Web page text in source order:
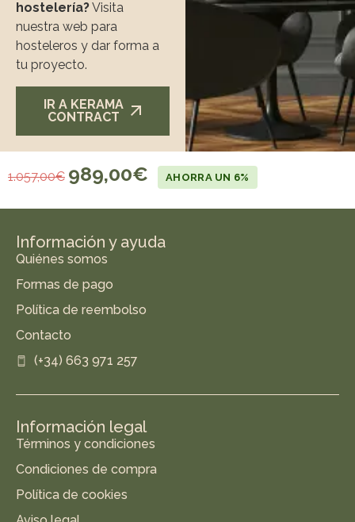
hostelería?Visita
nuestra web para
hosteleros y dar forma a
tu proyecto.
IR A KERAMA
CONTRACT
1.057,00€ 989,00€ AHORRA UN 6%
Información y ayuda
Quiénes somos
Formas de pago
Política de reembolso
Contacto
(+34) 663 971 257
Información legal
Términos y condiciones
Condiciones de compra
Política de cookies